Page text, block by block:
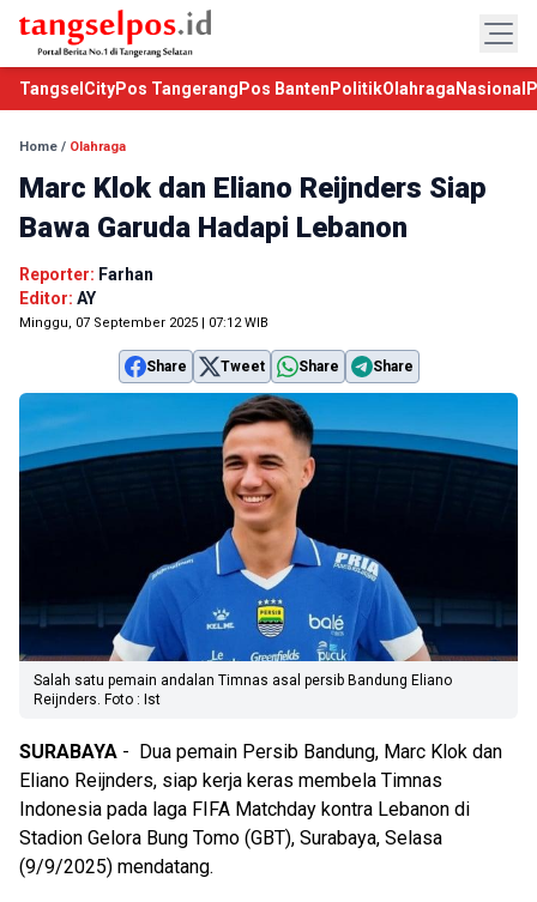
TangselCityPos Tangerang Pos Banten PolitikOlahraga Nasional
Home / Olahraga
Marc Klok dan Eliano Reijnders Siap
Bawa Garuda Hadapi Lebanon
Reporter: Farhan
Editor: AY
Minggu, 07 September 2025 | 07:12 WIB
Share Tweet Share Share
Salah satu pemain andalan Timnas asal persib Bandung Eliano
Reijnders. Foto : Ist
SURABAYA - Dua pemain Persib Bandung, Marc Klok dan
Eliano Reijnders, siap kerja keras membela Timnas
Indonesia pada laga FIFA Matchday kontra Lebanon di
Stadion Gelora Bung Tomo (GBT), Surabaya, Selasa
(9/9/2025) mendatang.